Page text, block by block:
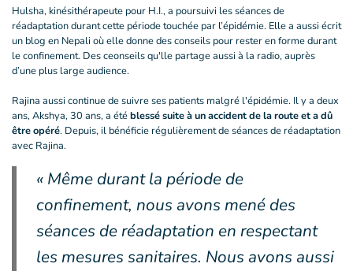
Hulsha, kinésithérapeute pour H.I., a poursuivi les séances de
réadaptation durant cette période touchée par l’épidémie. Elle a aussi écrit
un blog en Nepali où elle donne des conseils pour rester en forme durant
le confinement. Des ceonseils qu'lle partage aussi à la radio, auprès
d’une plus large audience.
Rajina aussi continue de suivre ses patients malgré l'épidémie. Il y a deux
ans, Akshya, 30 ans, a étéblessé suite à un accident de la route et a dû
être opéré. Depuis, il bénéficie régulièrement de séances de réadaptation
avec Rajina.
« Même durant la période de
confinement, nous avons mené des
séances de réadaptation en respectant
les mesures sanitaires. Nous avons aussi